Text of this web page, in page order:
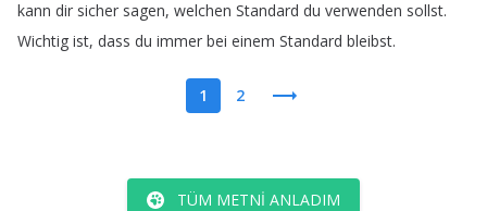
kann dir sicher sagen, welchen Standard du verwenden sollst.
Wichtig ist, dass du immer bei einem Standard bleibst.
1 2
TÜM METNI ANLADIM